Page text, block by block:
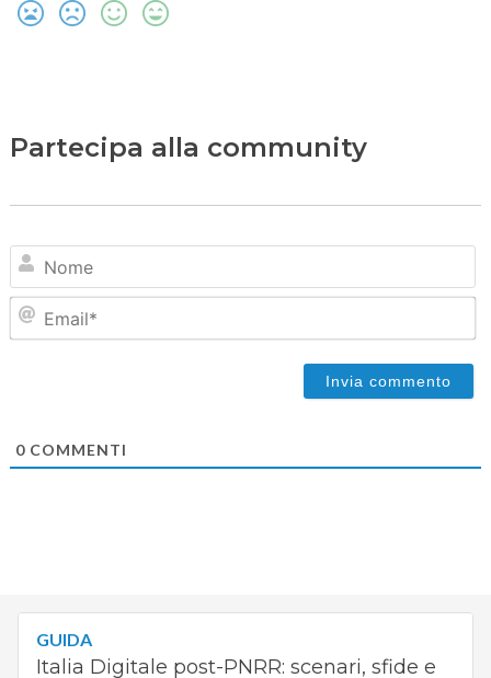
Partecipa alla community
0COMMENTI
GUIDA
Italia Digitale post-PNRR: scenari, sfide e